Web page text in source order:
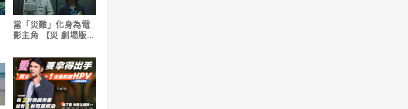
當「災難」化身為電
影主角 【災 劇場版】